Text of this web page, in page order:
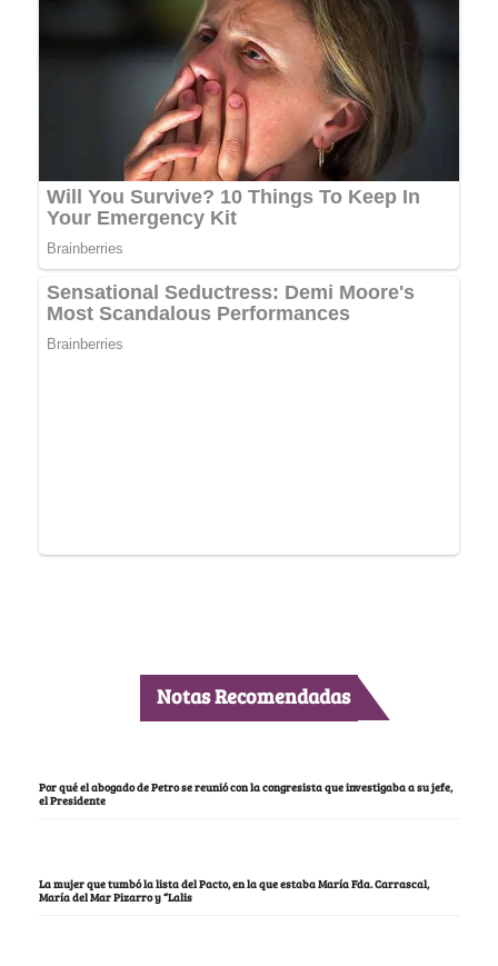
Notas Recomendadas
Por qué el abogado de Petro se reunió con la congresista que investigaba a su jefe,
el Presidente
La mujer que tumbó la lista del Pacto, en la que estaba María Fda. Carrascal,
María del Mar Pizarro y “Lalis